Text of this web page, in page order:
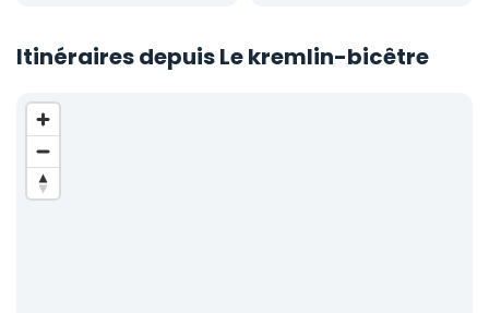
Itinéraires depuis Le kremlin-bicêtre